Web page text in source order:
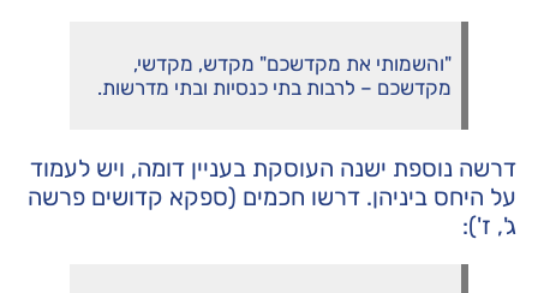
"והשמותי את מקדשכם" מקדש, מקדשי,
מקדשכם – לרבות בתי כנסיות ובתי מדרשות.
דרשה נוספת ישנה העוסקת בעניין דומה, ויש לעמוד
על היחס ביניהן. דרשו חכמים (ספקא קדושים פרשה
ג', ז'):